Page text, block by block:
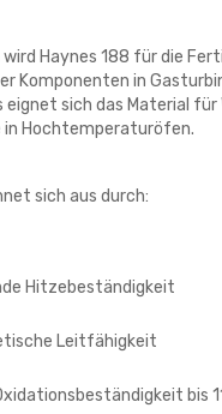
Haynes 188 für die
Komponenten in
eignet sich das Material
in Hochtemperaturöfen.
sich aus durch:
Hitzebeständigkeit
Leitfähigkeit
bis